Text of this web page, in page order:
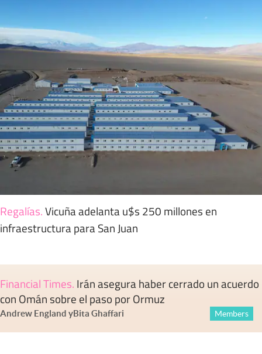
Regalías.Vicuña adelanta u$s 250 millones en
infraestructura para San Juan
Financial Times. Irán asegura haber cerrado un acuerdo
con Omán sobre el paso por Ormuz
Andrew England yBita Ghaffari Members